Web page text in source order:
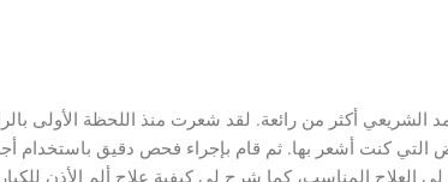
الشريعي أكثر من رائعة. لقد شعرت منذ اللحظة الأولى
التي كنت أشعر بها. ثم قام بإجراء فحص دقيق باستخدام
المناسب، كما شرح لي كيفية علاج ألم الأذن